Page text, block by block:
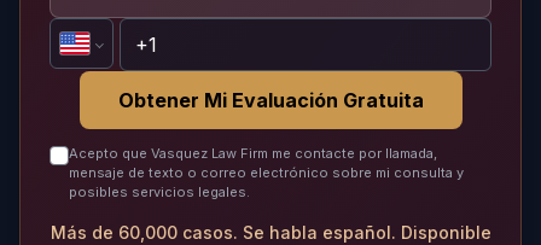
Obtener Mi Evaluación Gratuita
Acepto que Vasquez Law Firm me contacte por llamada,
mensaje de texto o correo electrónico sobre mi consulta y
posibles servicios legales.
Más de 60,000 casos. Se habla español. Disponible